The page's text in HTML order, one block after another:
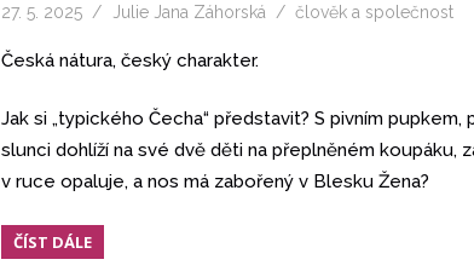
27. 5. 2025 Julie Jana Záhorská člověk a společnost
Česká nátura, český charakter.
Jak si „typického Čecha“ představit? S pivním
slunci dohlíží na své dvě děti na přeplněném
v ruce opaluje, a nos má zabořený v Blesku Žena?
ČÍST DÁLE